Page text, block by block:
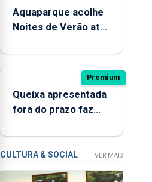
a
banhos,
estado
interditada
microbiológica”,
pela
Aquaparque acolhe
Noites de Verão até
Premium
Queixa apresentada
fora do prazo faz
violação
CULTURA & SOCIAL VER MAIS